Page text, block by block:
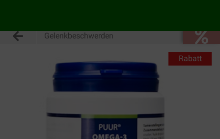
Gelenkbeschwerden
Rabatt